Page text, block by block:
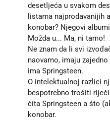
desetljeća u svakom
listama najprodavanijih
konobar? Njegovi
Možda u... Ma, ni tamo!
Ne znam da li svi
naovamo, imaju
ima Springsteen.
O intelektualnoj razlici
bespotrebno trošiti
čita Springsteen a što
konobar.